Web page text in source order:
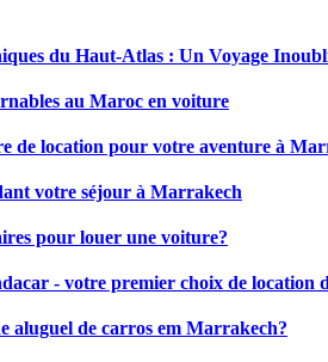
du Haut-Atlas : Un Voyage
au Maroc en voiture
de location pour votre aventure à
votre séjour à Marrakech
pour louer une voiture?
- votre premier choix de location
aluguel de carros em Marrakech?